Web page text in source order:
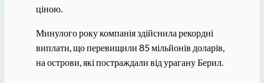
ціною.
Минулого року компанія здійснила рекордні
виплати, що перевищили 85 мільйонів доларів,
на острови, які постраждали від урагану Берил.